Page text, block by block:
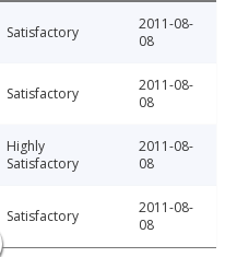
Satisfactory
2011-08-
08
Satisfactory
2011-08-
08
Highly
Satisfactory
2011-08-
08
Satisfactory
2011-08-
08